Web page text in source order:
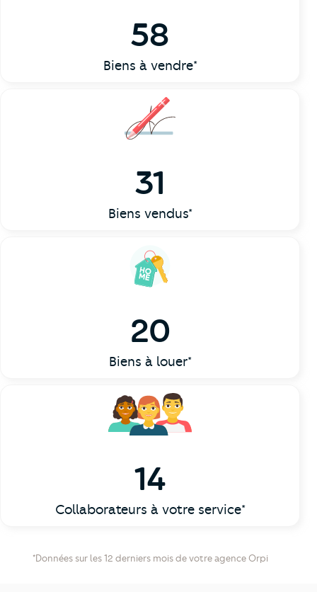
58
Biens à vendre*
31
Biens vendus*
20
Biens à louer*
14
Collaborateurs à votre service*
*Données sur les 12 derniers mois de votre agence Orpi